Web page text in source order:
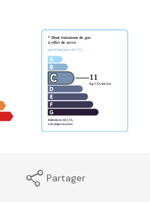
Partager